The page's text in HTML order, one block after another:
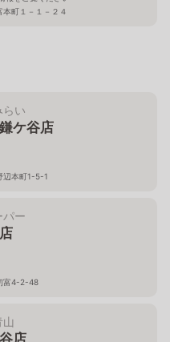
町１－１－２４
らい
ケ谷店
辺本町1-5-1
パー
富4-2-48
山
店